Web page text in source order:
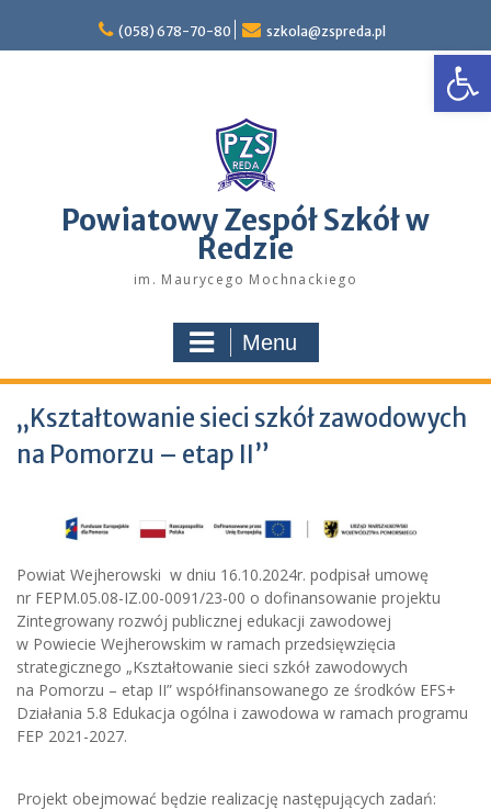
content
(058) 678-70-80 szkola@zspreda.pl
Powiatowy Zespół Szkół w
Redzie
im. Maurycego Mochnackiego
Menu
„Kształtowanie sieci szkół zawodowych
na Pomorzu – etap II”
Powiat Wejherowski w dniu 16.10.2024r. podpisał umowę
nr FEPM.05.08-IZ.00-0091/23-00 o dofinansowanie projektu
Zintegrowany rozwój publicznej edukacji zawodowej
w Powiecie Wejherowskim w ramach przedsięwzięcia
strategicznego „Kształtowanie sieci szkół zawodowych
na Pomorzu – etap II” współfinansowanego ze środków EFS+
Działania 5.8 Edukacja ogólna i zawodowa w ramach programu
FEP 2021-2027.
Projekt obejmować będzie realizację następujących zadań: